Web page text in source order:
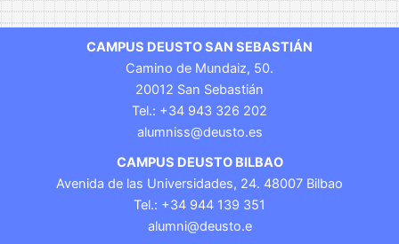
CAMPUS DEUSTO SAN SEBASTIÁN
Camino de Mundaiz, 50.
20012 San Sebastián
Tel.: +34 943 326 202
alumniss@deusto.es
CAMPUS DEUSTO BILBAO
Avenida de las Universidades, 24. 48007 Bilbao
Tel.: +34 944 139 351
alumni@deusto.e